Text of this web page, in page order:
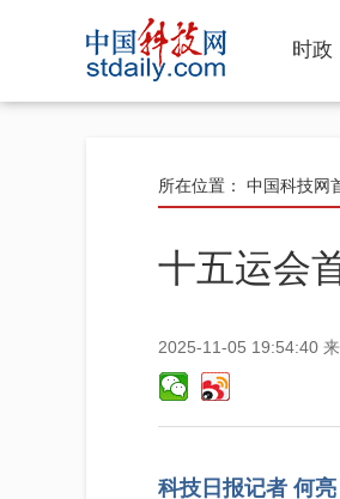
时政
所在位置： 中国科技网
十五运会
2025-11-05 19:54:40
科技日报记者 何亮